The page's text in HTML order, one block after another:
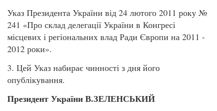
Указ Президента України від 24 лютого 2011 року №
241 «Про склад делегації України в Конгресі
місцевих і регіональних влад Ради Європи на 2011 -
2012 роки».
3. Цей Указ набирає чинності з дня його
опублікування.
Президент України В.ЗЕЛЕНСЬКИЙ